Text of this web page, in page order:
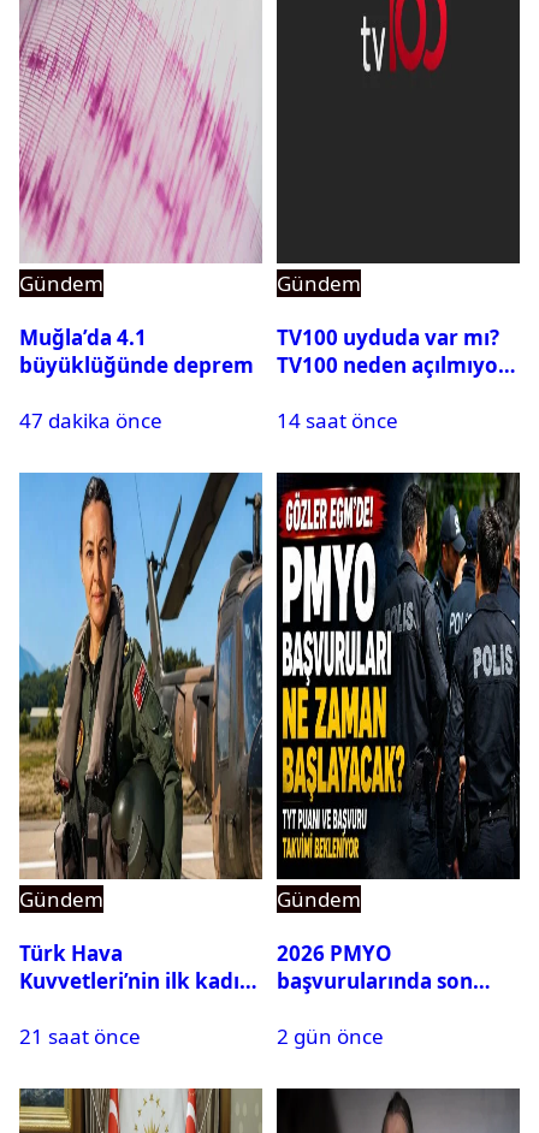
Gündem
Muğla’da 4.1
büyüklüğünde deprem
47 dakika önce
Gündem
TV100 uyduda var mı?
TV100 neden açılmıyor?
14 saat önce
Gündem
Türk Hava
Kuvvetleri’nin ilk kadın
Karapınar hakkında
ortaya çıktı
21 saat önce
Gündem
2026 PMYO
başvurularında son
2 gün önce